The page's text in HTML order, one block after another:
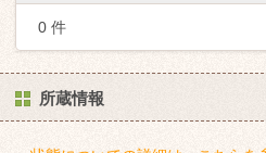
0 件
所蔵情報